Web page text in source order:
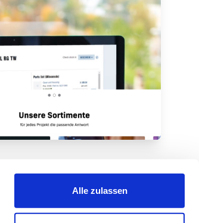
Alle zulassen